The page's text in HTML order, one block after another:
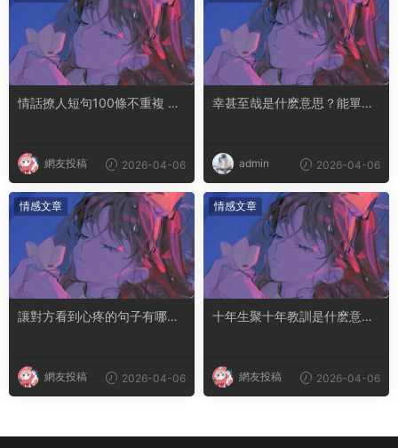
情話撩人短句100條不重複 土
網友投稿 2026-04-06
幸甚至哉是什麽意思？能單獨
admin 2026-04-06
情感文章
讓對方看到心疼的句子有哪
網友投稿 2026-04-06
情感文章
十年生聚十年教訓是什麽意思
網友投稿 2026-04-06